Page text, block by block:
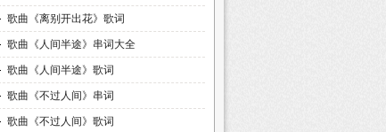
歌曲《离别开出花》歌词
歌曲《人间半途》串词大全
歌曲《人间半途》歌词
歌曲《不过人间》串词
歌曲《不过人间》歌词